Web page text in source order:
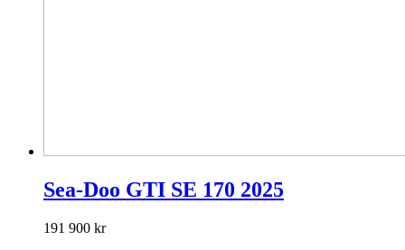
Sea-Doo GTI SE 170 2025
191 900 kr